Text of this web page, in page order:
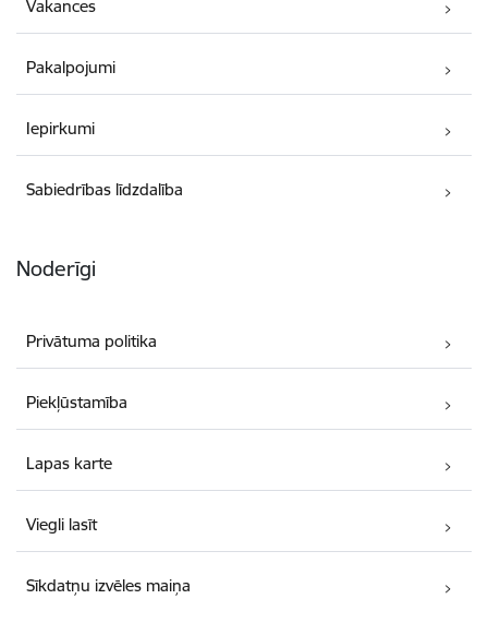
Vakances
Pakalpojumi
Iepirkumi
Sabiedrības līdzdalība
Noderīgi
Privātuma politika
Piekļūstamība
Lapas karte
Viegli lasīt
Sīkdatņu izvēles maiņa